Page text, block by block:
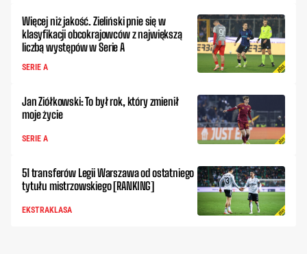
Więcej niż jakość. Zieliński pnie się w
klasyfikacji obcokrajowców z największą
liczbą występów w Serie A
SERIE A
Jan Ziółkowski: To był rok, który zmienił
moje życie
SERIE A
51 transferów Legii Warszawa od ostatniego
tytułu mistrzowskiego [RANKING]
EKSTRAKLASA